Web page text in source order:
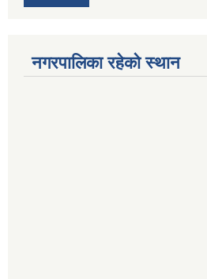
नगरपालिका रहेको स्थान